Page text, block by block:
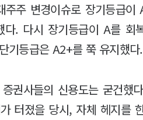
주 변경이슈로 장기등급
다. 다시 장기등급이 A를
기등급은 A2+를 쭉 유지했다.
권사들의 신용도는 굳건했
터졌을 당시, 자체 헤지를